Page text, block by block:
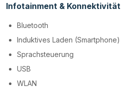
Infotainment & Konnektivität
Bluetooth
Induktives Laden (Smartphone)
Sprachsteuerung
USB
WLAN